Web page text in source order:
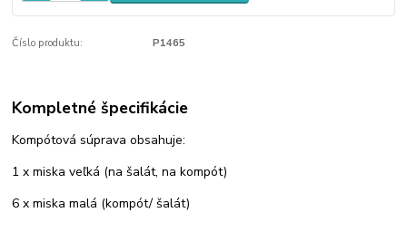
Číslo produktu: P1465
Kompletné špecifikácie
Kompótová súprava obsahuje:
1 x miska veľká (na šalát, na kompót)
6 x miska malá (kompót/ šalát)